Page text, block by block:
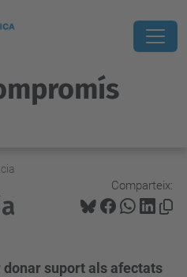
Comparteix:
suport als afectats